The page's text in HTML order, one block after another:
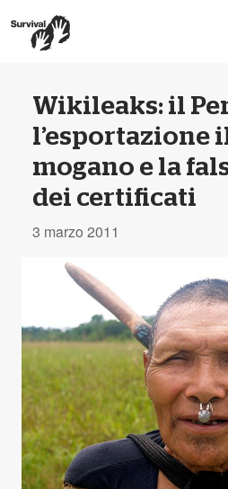
Wikileaks: il
l’esportazione
mogano e la
dei certificati
3 marzo 2011